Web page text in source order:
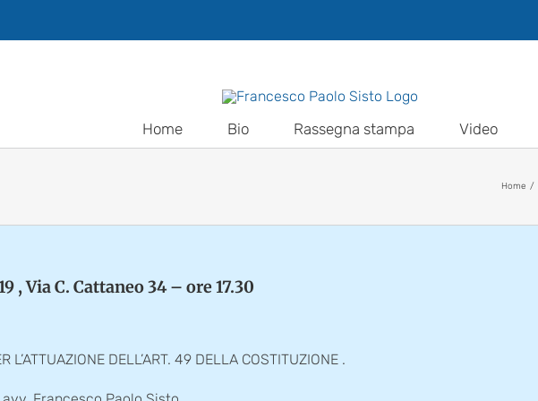
Home Bio Rassegna stampa Video
Home
, Via C. Cattaneo 34 – ore 17.30
L’ATTUAZIONE DELL’ART. 49 DELLA COSTITUZIONE .